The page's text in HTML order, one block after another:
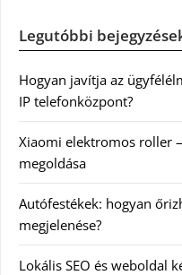
Legutóbbi
Hogyan javítja az
IP telefonközpont?
Xiaomi elektromos roller
megoldása
Autófestékek: hogyan
megjelenése?
Lokális SEO és weboldal